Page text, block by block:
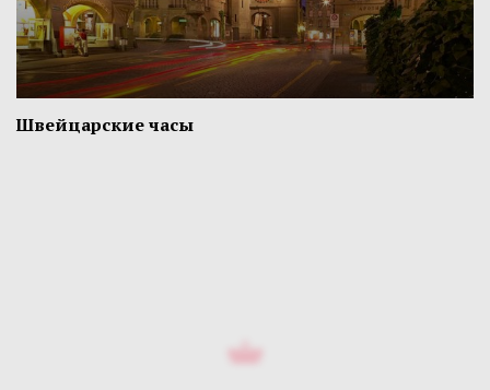
Швейцарские часы